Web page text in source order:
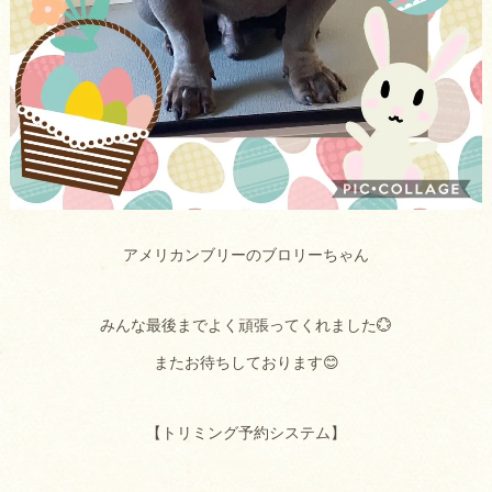
アメリカンブリーのブロリーちゃん
みんな最後までよく頑張ってくれました💮
またお待ちしております😊
【トリミング予約システム】